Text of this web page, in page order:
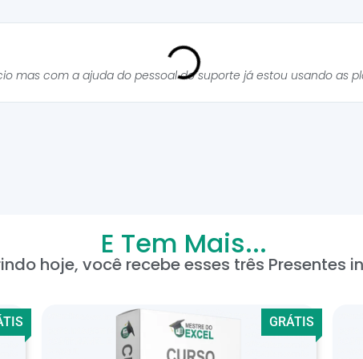
mas com a ajuda do pessoal do suporte já estou usando as
E Tem Mais...
hoje, você recebe esses três Presentes
GRÁTIS